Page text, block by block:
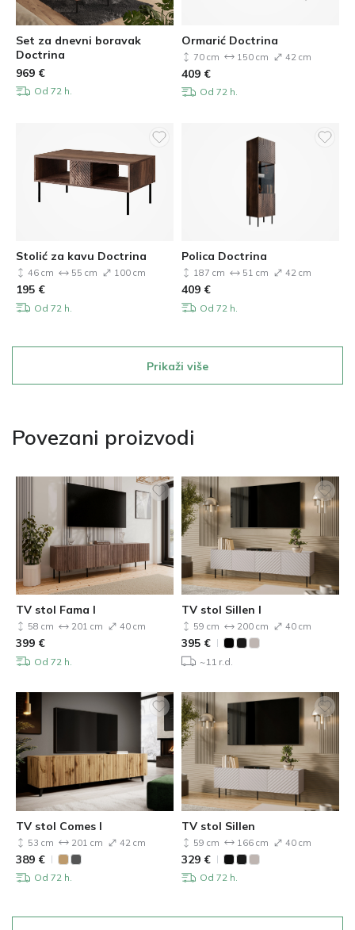
Set za dnevni boravak
Doctrina
969 €
Od 72 h.
Ormarić Doctrina
70 cm 150 cm 42 cm
409 €
Od 72 h.
Stolić za kavu Doctrina
46 cm 55 cm 100 cm
195 €
Od 72 h.
Polica Doctrina
187 cm 51 cm 42 cm
409 €
Od 72 h.
Prikaži više
Povezani proizvodi
TV stol Fama I
58 cm 201 cm 40 cm
399 €
Od 72 h.
TV stol Sillen I
59 cm 200 cm 40 cm
395 €
~11 r.d.
TV stol Comes I
53 cm 201 cm 42 cm
389 €
Od 72 h.
TV stol Sillen
59 cm 166 cm 40 cm
329 €
Od 72 h.